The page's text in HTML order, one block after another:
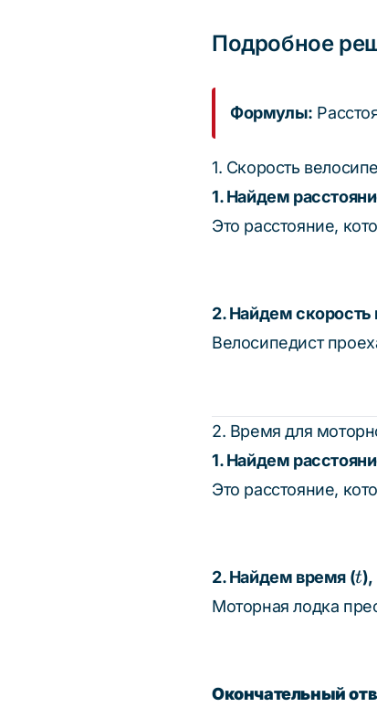
Подробное
Формулы:
1. Скорость
1. Найдем
Это расстояние,
2. Найдем скорость
Велосипедист
2. Время для
1. Найдем
Это расстояние,
2. Найдем время (t
t),
Моторная лодка
Окончательный